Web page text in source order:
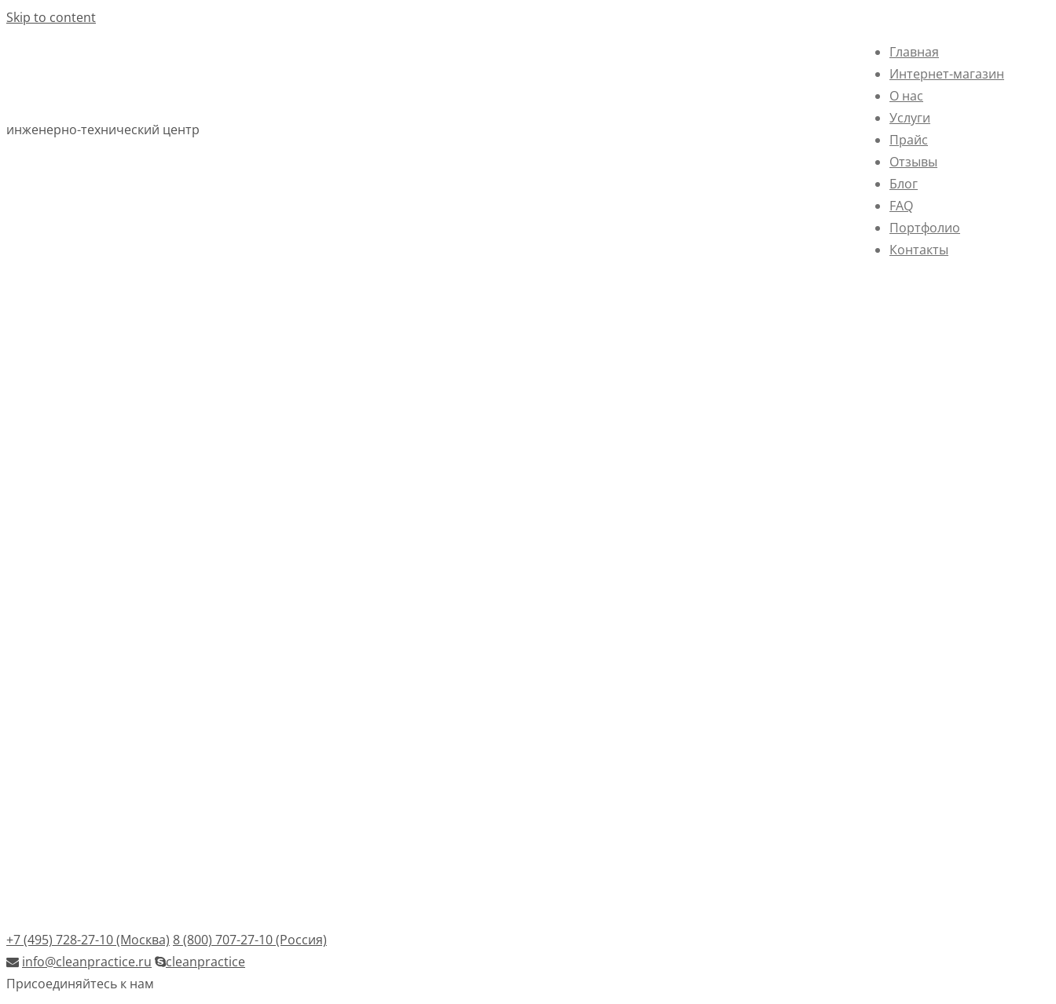
Skip to content
Главная
Интернет-магазин
О нас
Услуги
Прайс
Отзывы
Блог
FAQ
Портфолио
Контакты
инженерно-технический центр
+7 (495) 728-27-10 (Москва) 8 (800) 707-27-10 (Россия)
info@cleanpractice.ru
cleanpractice
Присоединяйтесь к нам